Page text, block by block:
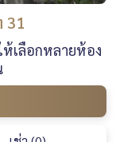
31
ห้เลือกหลายห้อง